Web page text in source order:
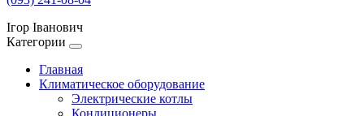
Ігор Іванович
Категории
Главная
Климатическое оборудование
Электрические котлы
Кондиционеры